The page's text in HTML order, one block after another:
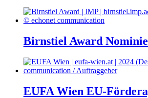
Birnstiel Award
EUFA Wien EU-